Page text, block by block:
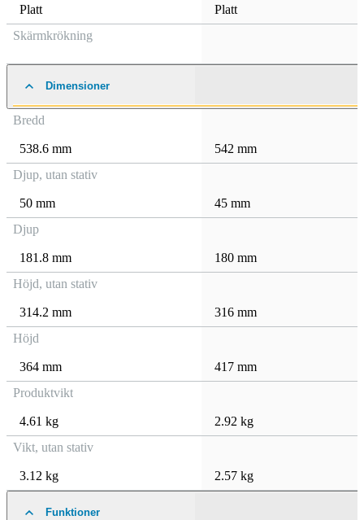
Platt
Platt
Skärmkrökning
Dimensioner
Bredd
538.6 mm
542 mm
Djup, utan stativ
50 mm
45 mm
Djup
181.8 mm
180 mm
Höjd, utan stativ
314.2 mm
316 mm
Höjd
364 mm
417 mm
Produktvikt
4.61 kg
2.92 kg
Vikt, utan stativ
3.12 kg 2.57 kg
Funktioner